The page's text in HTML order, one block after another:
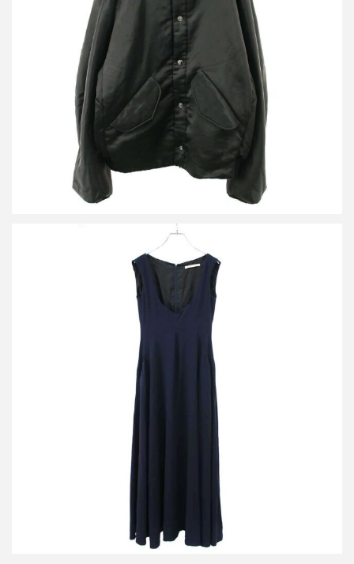
ハルノブムラタ 25AW MARGOT-RIB COLLAR NYLON SNAP
JACKET リブスナップ ジャケット HM25W242-DOV14
買取金額36,000円
詳しく見る
ハルノブムラタ 26SS BACK SATIN FLARE DRESS バックサテン
フレアドレス HM26S436-STY05
買取金額36,000円